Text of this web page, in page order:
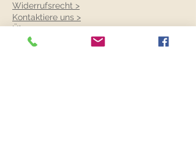
Widerrufsrecht >
Kontaktiere uns >
Über uns >
AGB >